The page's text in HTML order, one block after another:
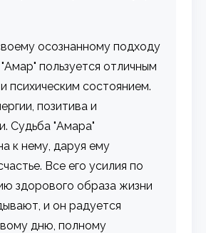
осознанному подходу
пользуется отличным
психическим состоянием.
позитива и
Судьба "Амара"
к нему, даруя ему
Все его усилия по
здорового образа жизни
и он радуется
дню, полному